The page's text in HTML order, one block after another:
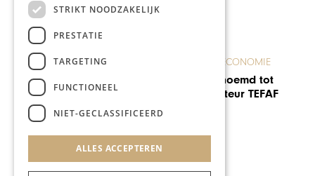
Maastricht University /
Limburg Innovation
Challenge: Brightlands
Chemelot Campus
STRIKT NOODZAKELIJK
PRESTATIE
TARGETING
FUNCTIONEEL
NIET-GECLASSIFICEERD
ALLES ACCEPTEREN